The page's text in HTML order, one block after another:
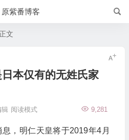
原紫番博客
正文
本仅有的无姓氏家
辑 9,281
阅读模式
，明仁天皇将于2019年4月